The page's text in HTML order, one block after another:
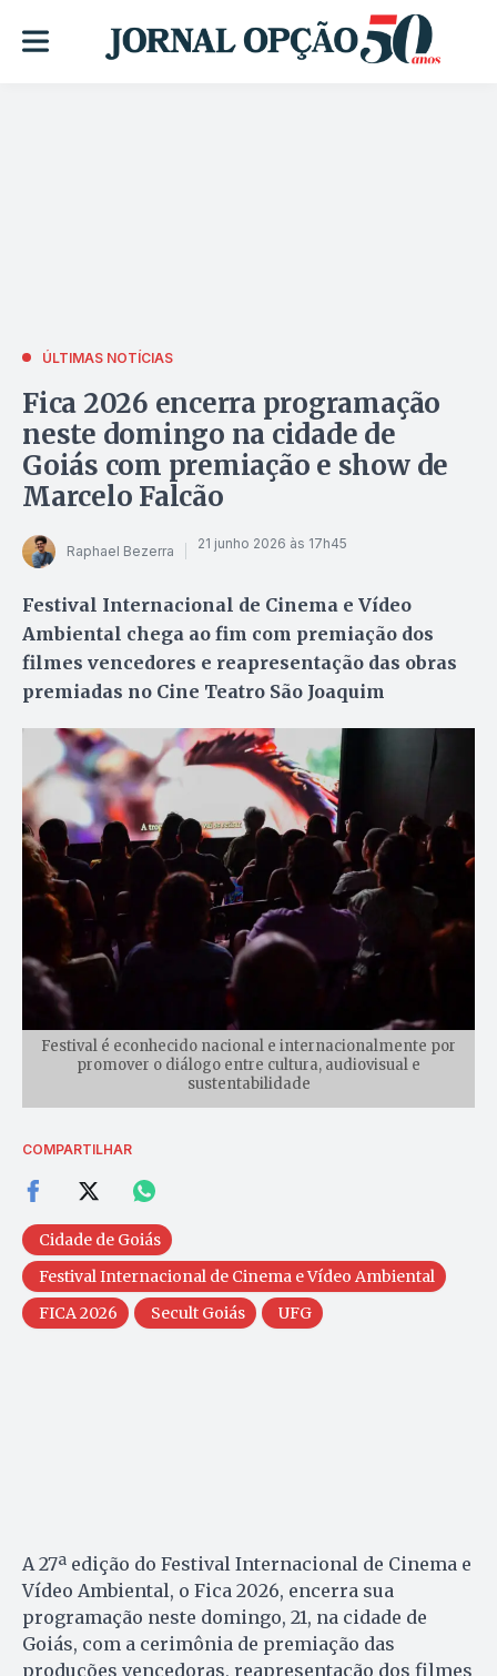
ÚLTIMAS NOTÍCIAS
Fica 2026 encerra programação
neste domingo na cidade de
Goiás com premiação e show de
Marcelo Falcão
Raphael Bezerra 21 junho 2026 às 17h45
Festival Internacional de Cinema e Vídeo
Ambiental chega ao fim com premiação dos
filmes vencedores e reapresentação das obras
premiadas no Cine Teatro São Joaquim
Festival é econhecido nacional e internacionalmente por
promover o diálogo entre cultura, audiovisual e
sustentabilidade
COMPARTILHAR
Cidade de Goiás
Festival Internacional de Cinema e Vídeo Ambiental
FICA 2026
Secult Goiás UFG
A 27ª edição do Festival Internacional de Cinema e
Vídeo Ambiental, o Fica 2026, encerra sua
programação neste domingo, 21, na cidade de
Goiás, com a cerimônia de premiação das
produções vencedoras, reapresentação dos filmes